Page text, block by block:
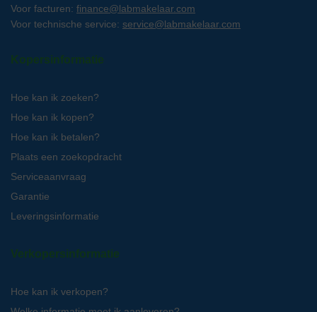
Voor facturen: finance@labmakelaar.com
Voor technische service: service@labmakelaar.com
Kopersinformatie
Hoe kan ik zoeken?
Hoe kan ik kopen?
Hoe kan ik betalen?
Plaats een zoekopdracht
Serviceaanvraag
Garantie
Leveringsinformatie
Verkopersinformatie
Hoe kan ik verkopen?